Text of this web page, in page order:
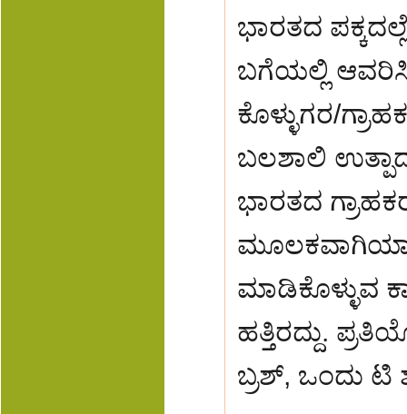
ಭಾರತದ
ಬಗೆಯಲ್ಲಿ
ಕೊಳ್ಳುಗರ/
ಬಲಶಾಲಿ
ಭಾರತದ
ಮಾಡಿಕೊಳ್ಳುವ
ಹತ್ತಿರದ್ದು.
ಬ್ರಶ್, ಒಂದು ಟಿ